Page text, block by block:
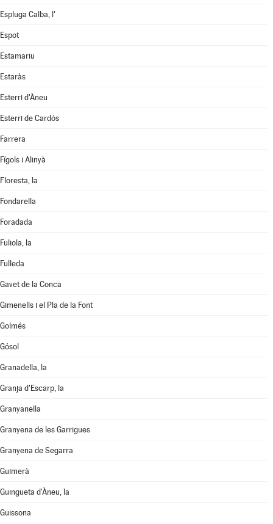
Espluga Calba, l'
Espot
Estamariu
Estaràs
Esterri d'Àneu
Esterri de Cardós
Farrera
Fígols i Alinyà
Floresta, la
Fondarella
Foradada
Fuliola, la
Fulleda
Gavet de la Conca
Gimenells i el Pla de la Font
Golmés
Gósol
Granadella, la
Granja d'Escarp, la
Granyanella
Granyena de les Garrigues
Granyena de Segarra
Guimerà
Guingueta d'Àneu, la
Guissona